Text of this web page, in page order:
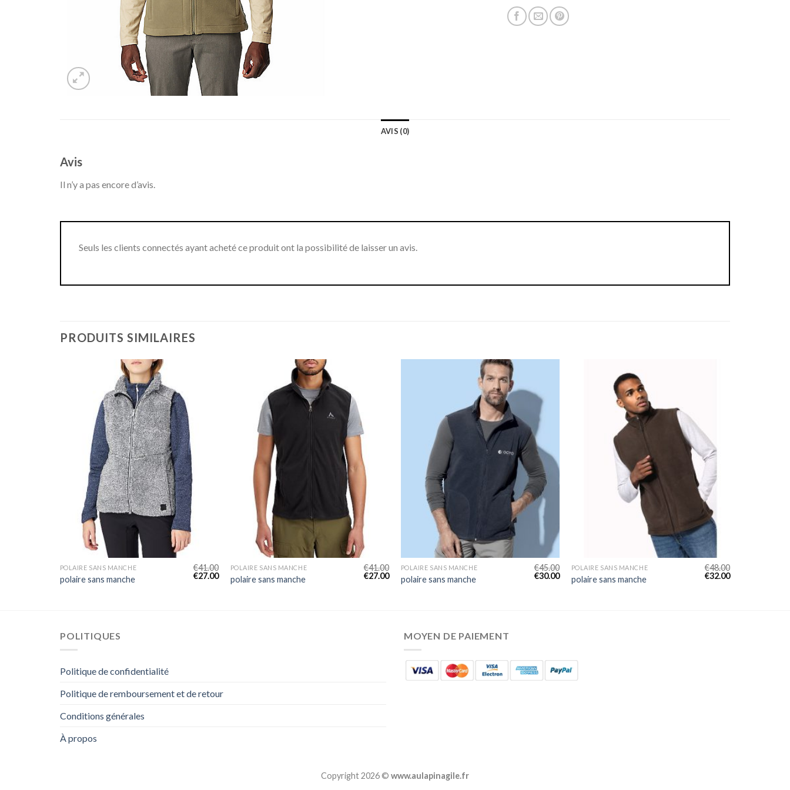
AVIS (0)
Avis
Il n’y a pas encore d’avis.
Seuls les clients connectés ayant acheté ce produit ont la possibilité de laisser un avis.
PRODUITS SIMILAIRES
POLAIRE SANS MANCHE
polaire sans manche
€41.00
€27.00
POLAIRE SANS MANCHE
polaire sans manche
€41.00
€27.00
POLAIRE SANS MANCHE
polaire sans manche
€45.00
€30.00
POLAIRE SANS MANCHE
polaire sans manche
€48.00
€32.00
POLITIQUES
Politique de confidentialité
Politique de remboursement et de retour
Conditions générales
À propos
MOYEN DE PAIEMENT
Copyright 2026 © www.aulapinagile.fr